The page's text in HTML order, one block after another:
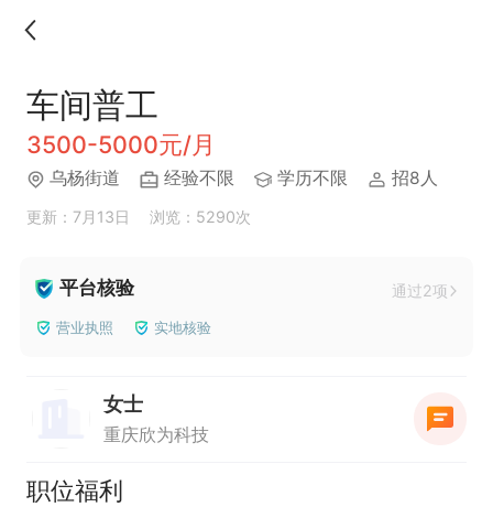
车间普工
3500-5000元/月
乌杨街道 经验不限 学历不限 招8人
更新：7月13日 浏览：5290次
平台核验 通过2项
营业执照 实地核验
女士
重庆欣为科技
职位福利